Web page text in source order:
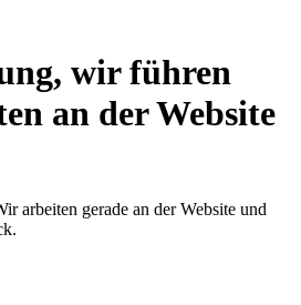
wir führen
an der Website
arbeiten gerade an der Website und